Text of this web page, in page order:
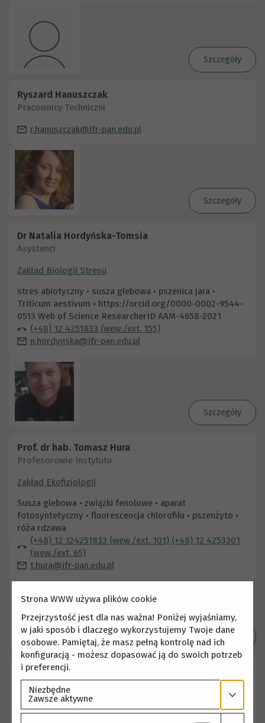
Ryszard Hanuszczak
Pracownicy Techniczni
Szczegóły
r.hanuszczak@ifr-pan.edu.pl
Dr Natalia Hordyńska-Tomsia
Asystenci
Zakład Biologii Stresu
stres abiotyczny • susza glebowa • pszenica jara •
Triticum aestivum • https://orcid.org/0000-0002-9544-
0513 Web of Science ResearcherID AAM-4658-2021
Szczegóły
(+48) 12 4251833 (wew./ext. 155)
n.hordynska@ifr-pan.edu.pl
Prof. dr hab. Tomasz Hura
Profesorowie Instytutu
Zakład Ekofizjologii
Susza glebowa • związki fenolowe • aparat
fotosyntetyczny • fluorescencja chlorofilu • pszenżyto •
róża rdzawa
Szczegóły
(+48) 12 124251833 (wew./ext. 101) (+48) 12 4253301
(wew./ext. 65)
t.hura@ifr-pan.edu.pl
Prof. dr hab. inż. Anna Janeczko
Profesorowie
Zakład Biologii Rozwoju
Szczegóły
Strona WWW używa plików cookie
Przejrzystość jest dla nas ważna! Poniżej wyjaśniamy,
w jaki sposób i dlaczego wykorzystujemy Twoje dane
osobowe. Pamiętaj, że masz pełną kontrolę nad ich
konfiguracją - możesz dopasować ją do swoich potrzeb
i preferencji.
Niezbędne
Zawsze aktywne